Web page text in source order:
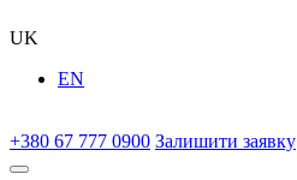
UK
EN
+380 67 777 0900 Залишити заявку